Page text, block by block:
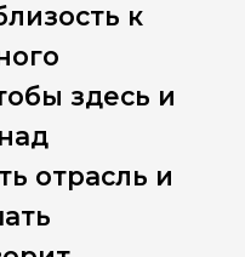
к
здесь и
отрасль и